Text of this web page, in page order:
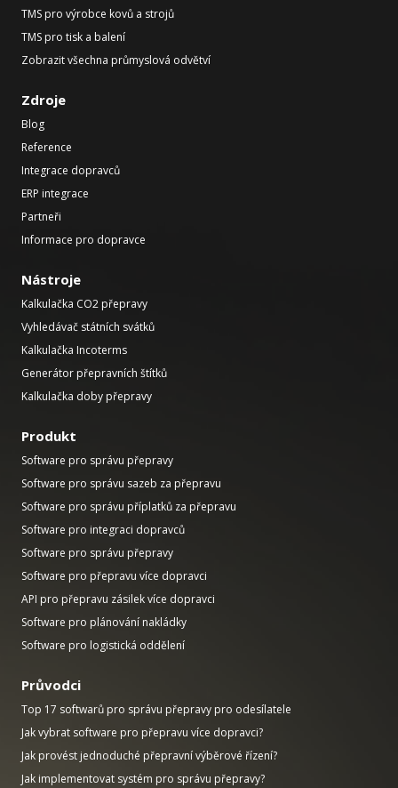
TMS pro výrobce kovů a strojů
TMS pro tisk a balení
Zobrazit všechna průmyslová odvětví
Zdroje
Blog
Reference
Integrace dopravců
ERP integrace
Partneři
Informace pro dopravce
Nástroje
Kalkulačka CO2 přepravy
Vyhledávač státních svátků
Kalkulačka Incoterms
Generátor přepravních štítků
Kalkulačka doby přepravy
Produkt
Software pro správu přepravy
Software pro správu sazeb za přepravu
Software pro správu příplatků za přepravu
Software pro integraci dopravců
Software pro správu přepravy
Software pro přepravu více dopravci
API pro přepravu zásilek více dopravci
Software pro plánování nakládky
Software pro logistická oddělení
Průvodci
Top 17 softwarů pro správu přepravy pro odesílatele
Jak vybrat software pro přepravu více dopravci?
Jak provést jednoduché přepravní výběrové řízení?
Jak implementovat systém pro správu přepravy?